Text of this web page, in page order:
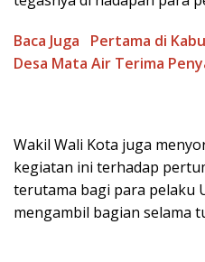
Baca Juga
Pertama di
Desa Mata Air Terima
Wakil Wali Kota juga
kegiatan ini terhadap
terutama bagi para pelaku
mengambil bagian selama